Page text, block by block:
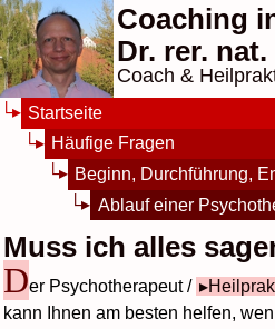
Coaching
Dr. rer.
Coach &
Startseite
Häufige Fragen
Beginn, Durchführung,
Ablauf einer
Muss ich alles
Der Psychotherapeut /
kann Ihnen am besten helfen,